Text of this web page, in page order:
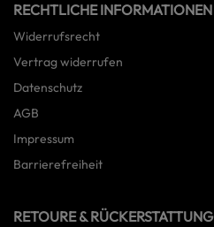
RECHTLICHE INFORMATIONEN
Widerrufsrecht
Vertrag widerrufen
Datenschutz
AGB
Impressum
Barrierefreiheit
RETOURE & RÜCKERSTATTUNG